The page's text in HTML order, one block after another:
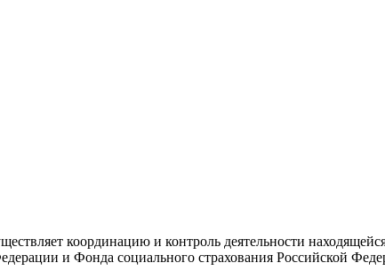
координацию и контроль деятельности
и Фонда социального страхования Российской